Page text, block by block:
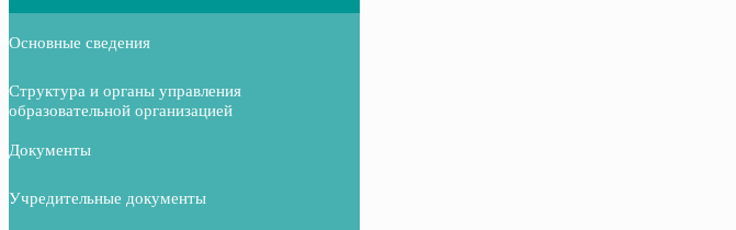
Основные сведения
Структура и органы управления
образовательной организацией
Документы
Учредительные документы